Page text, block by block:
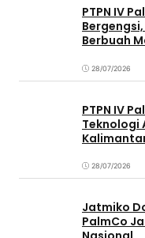
PTPN IV
Berbuah
28/07/2026
PTPN IV
Teknologi
28/07/2026
Jatmiko
PalmCo